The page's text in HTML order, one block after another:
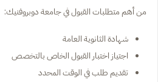
من أهم متطلبات القبول في جامعة دوبروفنيك:
شهادة الثانوية العامة
اجتياز اختبار القبول الخاص بالتخصص
تقديم طلب في الوقت المحدد